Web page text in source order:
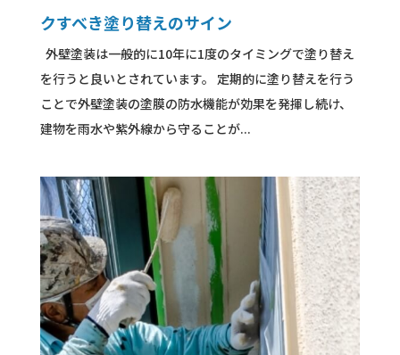
クすべき塗り替えのサイン
外壁塗装は一般的に10年に1度のタイミングで塗り替え
を行うと良いとされています。 定期的に塗り替えを行う
ことで外壁塗装の塗膜の防水機能が効果を発揮し続け、
建物を雨水や紫外線から守ることが...